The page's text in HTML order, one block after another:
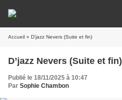
Accueil » D’jazz Nevers (Suite et fin)
D’jazz Nevers (Suite et fin)
Publié le 18/11/2025 à 10:47
Par Sophie Chambon